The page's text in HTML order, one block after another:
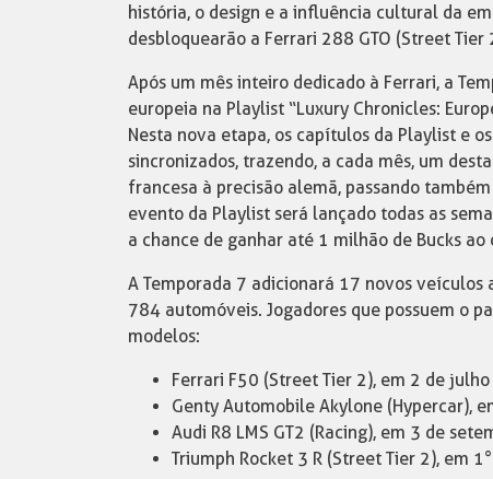
história, o design e a influência cultural da
desbloquearão a Ferrari 288 GTO (Street
Após um mês inteiro dedicado à Ferrari, a
europeia na Playlist “Luxury Chronicles:
Nesta nova etapa, os capítulos da Playlist e
sincronizados, trazendo, a cada mês, um
francesa à precisão alemã, passando
evento da Playlist será lançado todas as
a chance de ganhar até 1 milhão de Bucks
A Temporada 7 adicionará 17 novos
784 automóveis. Jogadores que possuem o
modelos:
Ferrari F50 (Street Tier 2), em 2 de julho
Genty Automobile Akylone (Hypercar),
Audi R8 LMS GT2 (Racing), em 3 de
Triumph Rocket 3 R (Street Tier 2), em